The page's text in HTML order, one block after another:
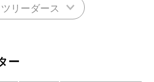
リーダース
ー